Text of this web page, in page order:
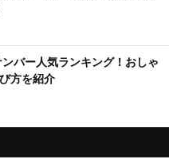
ンバー人気ランキング！おしゃ
方を紹介